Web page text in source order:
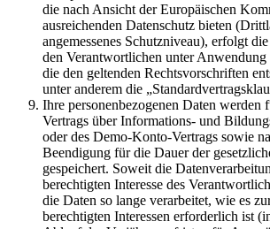
die nach Ansicht der Europäischen
ausreichenden Datenschutz bieten
angemessenes Schutzniveau), erfolgt
den Verantwortlichen unter Anwendung
die den geltenden Rechtsvorschriften
unter anderem die
Ihre personenbezogenen Daten werden
Vertrags über Informations- und
oder des Demo-Konto-Vertrags sowie
Beendigung für die Dauer der
gespeichert. Soweit die
berechtigten Interesse des
die Daten so lange verarbeitet, wie es
berechtigten Interessen erforderlich ist